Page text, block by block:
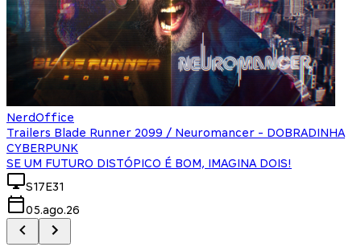
NerdOffice
Trailers Blade Runner 2099 / Neuromancer - DOBRADINHA
CYBERPUNK
SE UM FUTURO DISTÓPICO É BOM, IMAGINA DOIS!
S17E31
05.ago.26